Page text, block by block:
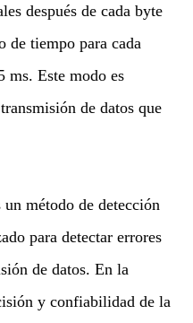
después de cada byte
de tiempo para cada
ms. Este modo es
de datos que
método de detección
para detectar errores
de datos. En la
y confiabilidad de la